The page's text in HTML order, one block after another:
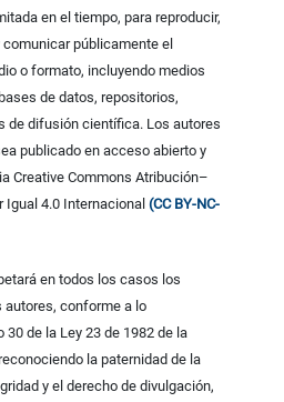
en el tiempo, para reproducir,
comunicar públicamente el
o formato, incluyendo medios
de datos, repositorios,
de difusión científica. Los autores
publicado en acceso abierto y
Creative Commons Atribución–
Igual 4.0 Internacional(CC BY-NC-
en todos los casos los
autores, conforme a lo
de la Ley 23 de 1982 de la
la paternidad de la
y el derecho de divulgación,